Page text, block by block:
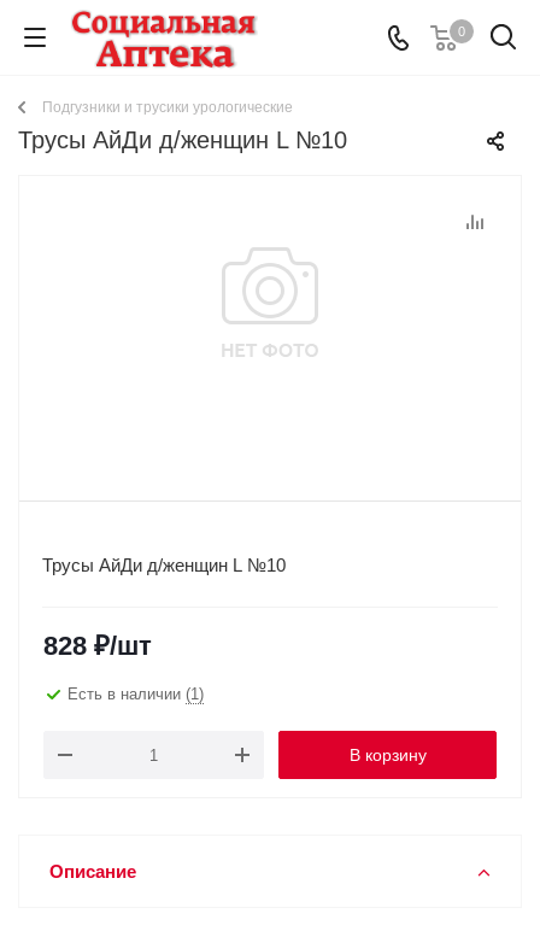
0
Подгузники и трусики урологические
Трусы АйДи д/женщин L №10
Трусы АйДи д/женщин L №10
828 ₽/шт
Есть в наличии (1)
В корзину
Описание